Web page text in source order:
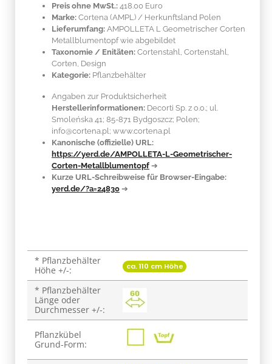
Preis ohne MwSt.: 418.00 Euro
Marke: Cortena (AMPL) / Herkunftsland Polen
Lieferumfang: AMPOLLETA L Geometrischer Corten
Metallblumentopf wie abgebildet
Taxonomie / Enitäten: Cortenstahl , Cortenstahl,
Corten, Design
Kategorie: Pflanzbehälter
Angaben zur Produktsicherheit
Herstellerinformationen: Decorti Sp. z o.o.; ul.
Smoleńska 41; 85-871 Bydgoszcz; Polen;
info@cortena.pl; www.cortena.pl
Kanonische (offizielle) URL:
https://yerd.de/AMPOLLETA-L-Geometrischer-
Corten-Metallblumentopf ➔
Kurze URL-Schreibweise für Browser-Eingabe:
yerd.de/?a=24830 ➔
Produkteigenschaft
Wert
* Pflanzbehälter
Höhe +/-:
ca. 110 cm Höhe
* Pflanzbehälter
Länge oder
Durchmesser +/-:
Pflanzkübel
Grund-Form: